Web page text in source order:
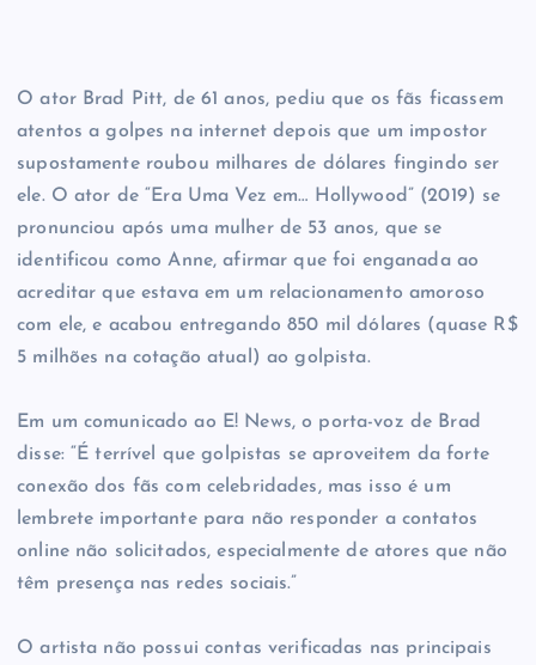
O ator Brad Pitt, de 61 anos, pediu que os fãs ficassem
atentos a golpes na internet depois que um impostor
supostamente roubou milhares de dólares fingindo ser
ele. O ator de “Era Uma Vez em… Hollywood” (2019) se
pronunciou após uma mulher de 53 anos, que se
identificou como Anne, afirmar que foi enganada ao
acreditar que estava em um relacionamento amoroso
com ele, e acabou entregando 850 mil dólares (quase R$
5 milhões na cotação atual) ao golpista.
Em um comunicado ao E! News, o porta-voz de Brad
disse: “É terrível que golpistas se aproveitem da forte
conexão dos fãs com celebridades, mas isso é um
lembrete importante para não responder a contatos
online não solicitados, especialmente de atores que não
têm presença nas redes sociais.”
O artista não possui contas verificadas nas principais